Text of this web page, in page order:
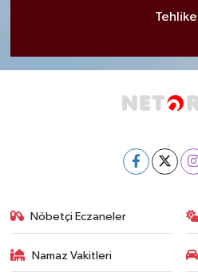
Nöbetçi Eczaneler
Namaz Vakitleri